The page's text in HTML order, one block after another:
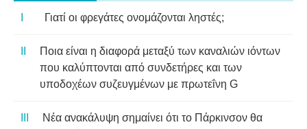
Γιατί οι φρεγάτες ονομάζονται ληστές;
Ποια είναι η διαφορά μεταξύ των καναλιών ιόντων
που καλύπτονται από συνδετήρες και των
υποδοχέων συζευγμένων με πρωτεΐνη G
Νέα ανακάλυψη σημαίνει ότι το Πάρκινσον θα